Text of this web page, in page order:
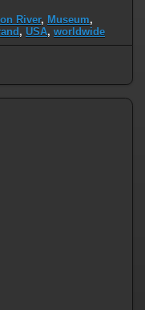
River, Museum,
, USA, worldwide